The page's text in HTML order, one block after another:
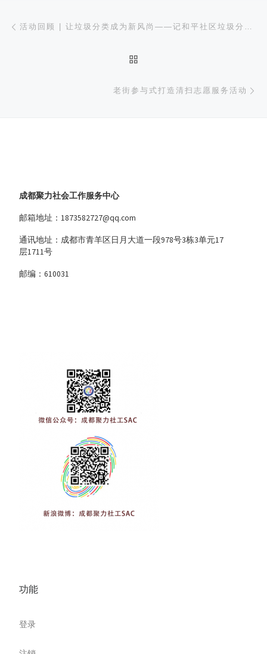
文章导航 活动回顾 | 让垃圾分类成为新风尚——记和平社区垃圾分类主题宣传活动
老街参与式打造清扫志愿服务活动
成都聚力社会工作服务中心
邮箱地址：1873582727@qq.com
通讯地址：成都市青羊区日月大道一段978号3栋3单元17
层1711号
邮编：610031
功能
登录